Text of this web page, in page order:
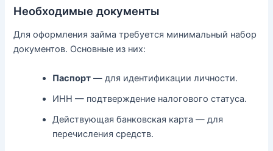
Необходимые документы
Для оформления займа требуется минимальный набор
документов. Основные из них:
Паспорт — для идентификации личности.
ИНН — подтверждение налогового статуса.
Действующая банковская карта — для
перечисления средств.